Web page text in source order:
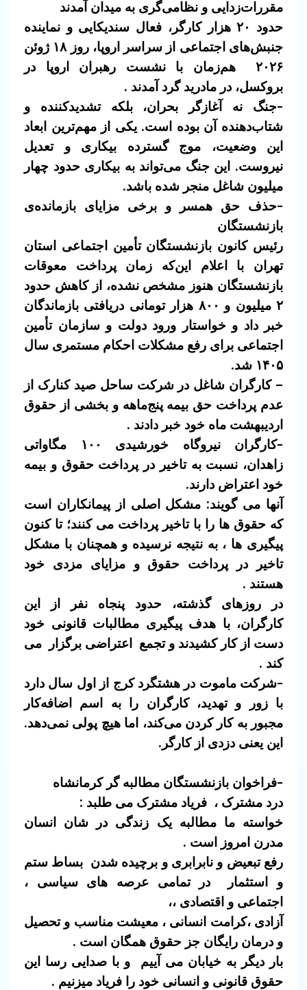
مقررات‌زدایی و نظامی‌گری به میدان آمدند
حدود ۲۰ هزار کارگر، فعال سندیکایی و نماینده
جنبش‌های اجتماعی از سراسر اروپا، روز ۱۸ ژوئن
۲۰۲۶ هم‌زمان با نشست رهبران اروپا در
بروکسل، در مادرید گرد آمدند .
-جنگ نه آغازگر بحران، بلکه تشدیدکننده و
شتاب‌دهنده آن بوده است. یکی از مهم‌ترین ابعاد
این وضعیت، موج گسترده بیکاری و تعدیل
نیروست. این جنگ می‌تواند به بیکاری حدود چهار
میلیون شاغل منجر شده باشد.
-حذف حق همسر و برخی مزایای بازمانده‌ی
بازنشستگان
رئیس کانون بازنشستگان تأمین اجتماعی استان
تهران با اعلام این‌که زمان پرداخت معوقات
بازنشستگان هنوز مشخص نشده، از کاهش حدود
۲ میلیون و ۸۰۰ هزار تومانی دریافتی بازماندگان
خبر داد و خواستار ورود دولت و سازمان تأمین
اجتماعی برای رفع مشکلات احکام مستمری سال
۱۴۰۵ شد.
– کارگران شاغل در شرکت ساحل صید کنارک از
عدم پرداخت حق بیمه‌ پنج‌ماهه و بخشی از حقوق
اردیبهشت ماه خود خبر دادند .
-کارگران نیروگاه خورشیدی ۱۰۰ مگاواتی
زاهدان، نسبت به تاخیر در پرداخت حقوق و بیمه
خود اعتراض دارند.
آنها می گویند: مشکل اصلی از پیمانکاران است
که حقوق ها را با تاخیر پرداخت می کنند؛ تا کنون
پیگیری ها ، به نتیجه نرسیده و همچنان با مشکل
تاخیر در پرداخت حقوق و مزایای مزدی خود
هستند .
در روزهای گذشته، حدود پنجاه نفر از این
کارگران، با هدف پیگیری مطالبات قانونی خود
دست از کار کشیدند و تجمع اعتراضی برگزار
می
کند .
-شرکت ماموت در هشتگرد کرج از اول سال دارد
با زور و تهدید، کارگران را به اسم اضافه‌کار
مجبور به کار کردن می‌کند، اما هیچ پولی نمی‌دهد.
این یعنی دزدی از کارگر.
-فراخوان بازنشستگان مطالبه گر کرمانشاه
درد مشترک ، فریاد مشترک می طلبد :
خواستهما مطالبه یک زندگی در شان انسان
مدرن امروز است .
رفع تبعیض و نابرابری و برچیده شدن بساط ستم
و استثمار در تمامی عرصه های سیاسی ،
اجتماعی و اقتصادی ،،
آزادی ،کرامت انسانی ، معیشت مناسب و تحصیل
و درمان رایگان جز حقوق همگان است .
بار دیگر به خیابان می آییم و با صدایی رسا این
حقوق قانونی و انسانی خود را فریاد میزنیم .